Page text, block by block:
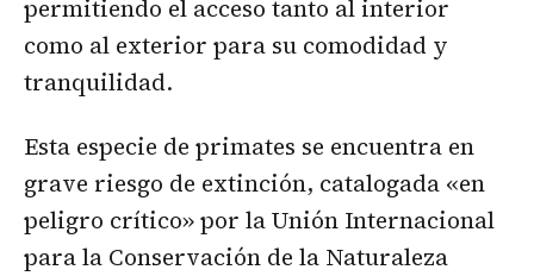
permitiendo el acceso tanto al interior
como al exterior para su comodidad y
tranquilidad.
Esta especie de primates se encuentra en
grave riesgo de extinción, catalogada «en
peligro crítico» por la Unión Internacional
para la Conservación de la Naturaleza